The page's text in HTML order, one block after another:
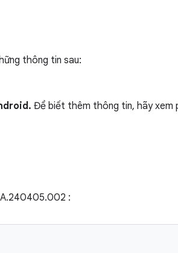
thông tin sau:
Để biết thêm thông tin, hãy xem
: